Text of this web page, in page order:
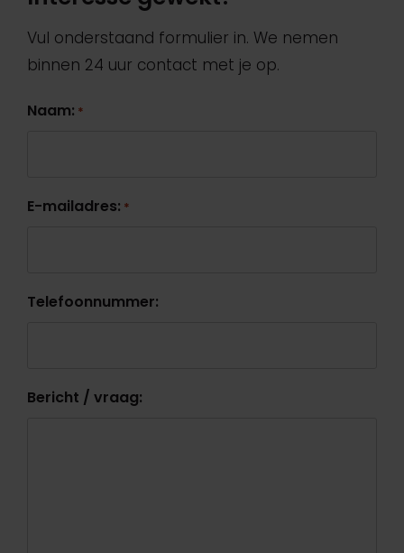
Vul onderstaand formulier in. We nemen
binnen 24 uur contact met je op.
Naam: *
E-mailadres: *
Telefoonnummer:
Bericht / vraag: